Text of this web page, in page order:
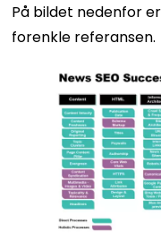
På bildet nedenfor
forenkle referansen.